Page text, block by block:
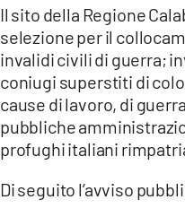
LACPLAY.IT
LACTV.IT
LACONAIR.IT
LACITYMAG.IT
ILREGGINO.IT
COSENZACHANNEL.IT
Il sito della Regione
selezione per il
invalidi civili di guerra;
coniugi superstiti di
cause di lavoro, di
pubbliche
profughi italiani
Di seguito l’avviso